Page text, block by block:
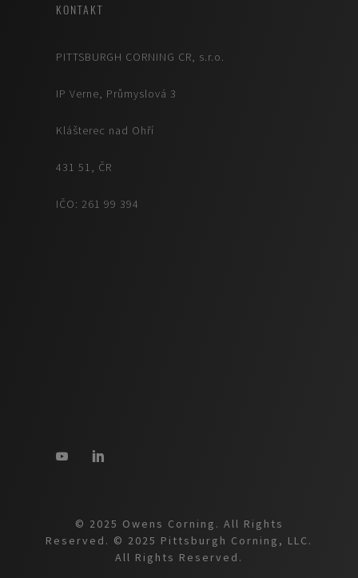
KONTAKT
PITTSBURGH CORNING CR, s.r.o.
IP Verne, Průmyslová 3
Klášterec nad Ohří
431 51, ČR
IČO: 261 99 394
© 2025 Owens Corning. All Rights
Reserved. © 2025 Pittsburgh Corning, LLC.
All Rights Reserved.